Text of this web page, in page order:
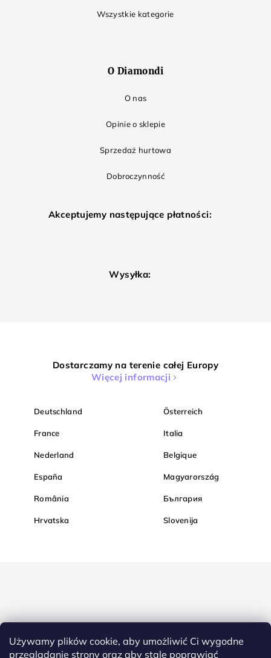
Używamy plików cookie, aby umożliwić Ci wygodne
przeglądanie strony oraz aby stale poprawiać
Wszystkie kategorie
O Diamondi
O nas
Opinie o sklepie
Sprzedaż hurtowa
Dobroczynność
Akceptujemy następujące płatności:
Wysyłka:
Dostarczamy na terenie całej Europy
Więcej informacji
Deutschland Österreich
France Italia
Nederland Belgique
España Magyarország
România България
Hrvatska Slovenija